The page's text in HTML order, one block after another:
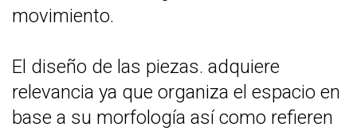
movimiento.
El diseño de las piezas. adquiere
relevancia ya que organiza el espacio en
base a su morfología así como refieren